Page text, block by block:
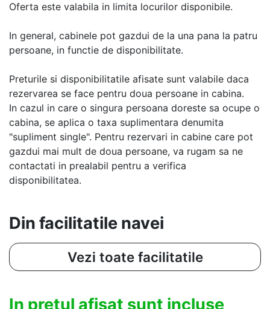
Oferta este valabila in limita locurilor disponibile.
In general, cabinele pot gazdui de la una pana la patru
persoane, in functie de disponibilitate.
Preturile si disponibilitatile afisate sunt valabile daca
rezervarea se face pentru doua persoane in cabina.
In cazul in care o singura persoana doreste sa ocupe o
cabina, se aplica o taxa suplimentara denumita
"supliment single". Pentru rezervari in cabine care pot
gazdui mai mult de doua persoane, va rugam sa ne
contactati in prealabil pentru a verifica
disponibilitatea.
Din facilitatile navei
Vezi toate facilitatile
In pretul afisat sunt incluse